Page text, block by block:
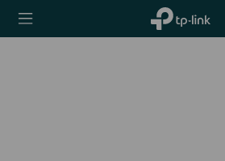
TP-Link,
Reliably